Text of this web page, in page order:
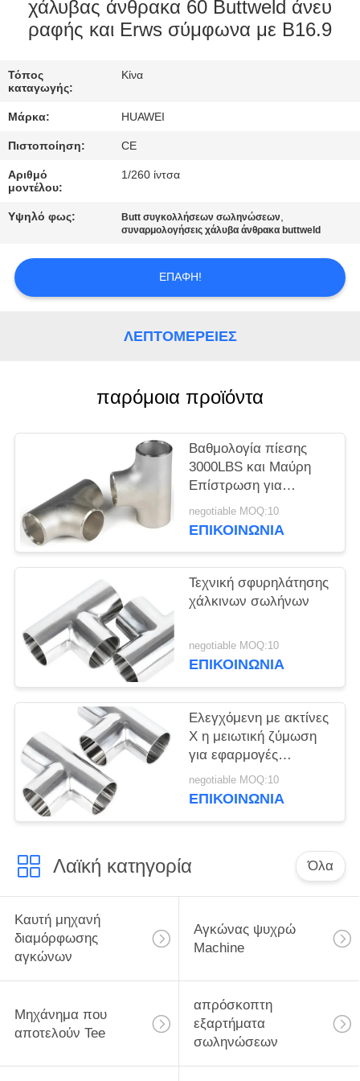
ΕΡΓΟΣΤΑΣΊΩΝ
ΈΛΕΓΧΟΣ
ΕΛΆΤΕ
ΣΕ
ΕΠΑΦΉ
ΕΙΔΉΣΕΙΣ
ΑΠΌΣΠΑΣΜΑ
PRIVACY
POLICY
χάλυβας άνθρακα 60 Buttweld άνευ
ραφής και Erws σύμφωνα με B16.9
Τόπος
καταγωγής:
Κίνα
Μάρκα: HUAWEI
Πιστοποίηση: CE
Αριθμό
μοντέλου:
1/260 ίντσα
Υψηλό φως: Butt συγκολλήσεων σωληνώσεων,
συναρμολογήσεις χάλυβα άνθρακα buttweld
ΕΠΑΦΉ!
ΛΕΠΤΟΜΈΡΕΙΕΣ
παρόμοια προϊόντα
Βαθμολογία πίεσης
3000LBS και Μαύρη
Επίστρωση για
Εφαρμογές Υψηλής
Πίεσης Μειωτικό Ίσο Τ
negotiable MOQ:10
ΕΠΙΚΟΙΝΩΝΙΑ
Τεχνική σφυρηλάτησης
χάλκινων σωλήνων
negotiable MOQ:10
ΕΠΙΚΟΙΝΩΝΙΑ
Ελεγχόμενη με ακτίνες
Χ η μειωτική ζύμωση
για εφαρμογές
πετρελαίου σε
διυλιστήρια
negotiable MOQ:10
ΕΠΙΚΟΙΝΩΝΙΑ
Λαϊκή κατηγορία Όλα
Καυτή μηχανή
διαμόρφωσης
αγκώνων
Αγκώνας ψυχρώ
Machine
Μηχάνημα που
αποτελούν Tee
απρόσκοπτη
εξαρτήματα
σωληνώσεων